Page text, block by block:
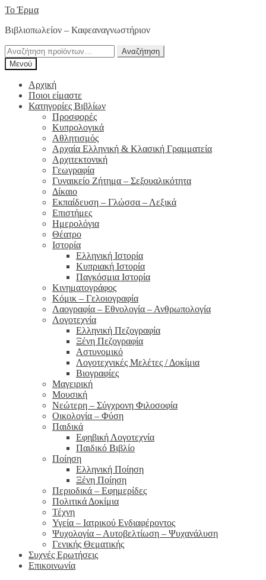
Απευθείας
στην
Μετάβαση
περιεχόμενο
Το Έρμα
Βιβλιοπωλείον – Καφεαναγνωστήριον
Αναζήτηση
για:
Αναζήτηση
Μενού
Αρχική
Ποιοι είμαστε
Κατηγορίες Βιβλίων
Προσφορές
Κυπρολογικά
Αθλητισμός
Αρχαία Ελληνική & Κλασική Γραμματεία
Αρχιτεκτονική
Γεωγραφία
Γυναικείο Ζήτημα – Σεξουαλικότητα
Δίκαιο
Εκπαίδευση – Γλώσσα – Λεξικά
Επιστήμες
Ημερολόγια
Θέατρο
Ιστορία
Ελληνική Ιστορία
Κυπριακή Ιστορία
Παγκόσμια Ιστορία
Κινηματογράφος
Κόμικ – Γελοιογραφία
Λαογραφία – Εθνολογία – Ανθρωπολογία
Λογοτεχνία
Ελληνική Πεζογραφία
Ξένη Πεζογραφία
Αστυνομικό
Λογοτεχνικές Μελέτες / Δοκίμια
Βιογραφίες
Μαγειρική
Μουσική
Νεώτερη – Σύγχρονη Φιλοσοφία
Οικολογία – Φύση
Παιδικά
Εφηβική Λογοτεχνία
Παιδικό Βιβλίο
Ποίηση
Ελληνική Ποίηση
Ξένη Ποίηση
Περιοδικά – Εφημερίδες
Πολιτικά Δοκίμια
Τέχνη
Υγεία – Ιατρικού Ενδιαφέροντος
Ψυχολογία – Αυτοβελτίωση – Ψυχανάλυση
Γενικής Θεματικής
Συχνές Ερωτήσεις
Επικοινωνία